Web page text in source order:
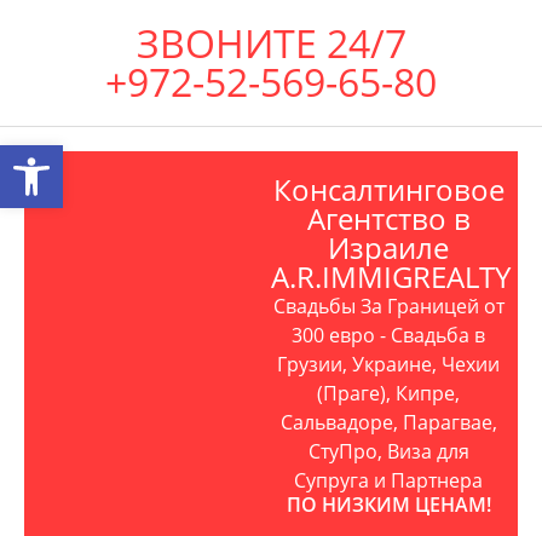
ЗВОНИТЕ 24/7
+972-52-569-65-80
Консалтинговое
Агентство в
Израиле
A.R.IMMIGREALTY
Свадьбы За Границей от
300 евро - Свадьба в
Грузии, Украине, Чехии
(Праге), Кипре,
Сальвадоре, Парагвае,
СтуПро, Виза для
Супруга и Партнера
ПО НИЗКИМ ЦЕНАМ!
Открыть панель инструментов